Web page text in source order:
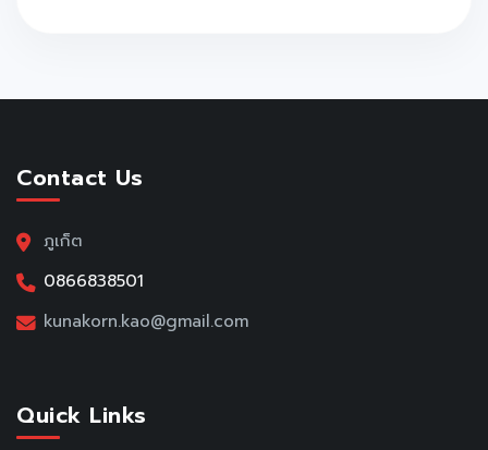
Contact Us
ภูเก็ต
0866838501
kunakorn.kao@gmail.com
Quick Links